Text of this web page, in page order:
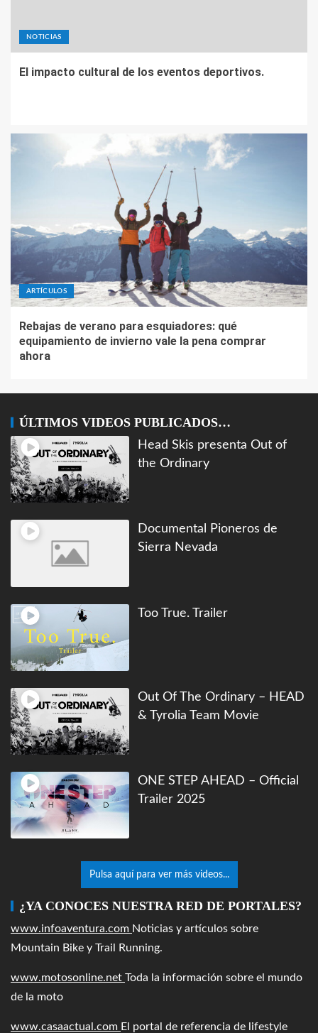
NOTICIAS
El impacto cultural de los eventos deportivos.
ARTÍCULOS
Rebajas de verano para esquiadores: qué
equipamiento de invierno vale la pena comprar
ahora
ÚLTIMOS VIDEOS PUBLICADOS…
Head Skis presenta Out of
the Ordinary
Documental Pioneros de
Sierra Nevada
Too True. Trailer
Out Of The Ordinary – HEAD
& Tyrolia Team Movie
ONE STEP AHEAD – Official
Trailer 2025
Pulsa aquí para ver más videos...
¿YA CONOCES NUESTRA RED DE PORTALES?
www.infoaventura.com Noticias y artículos sobre
Mountain Bike y Trail Running.
www.motosonline.net Toda la información sobre el mundo
de la moto
www.casaactual.com El portal de referencia de lifestyle